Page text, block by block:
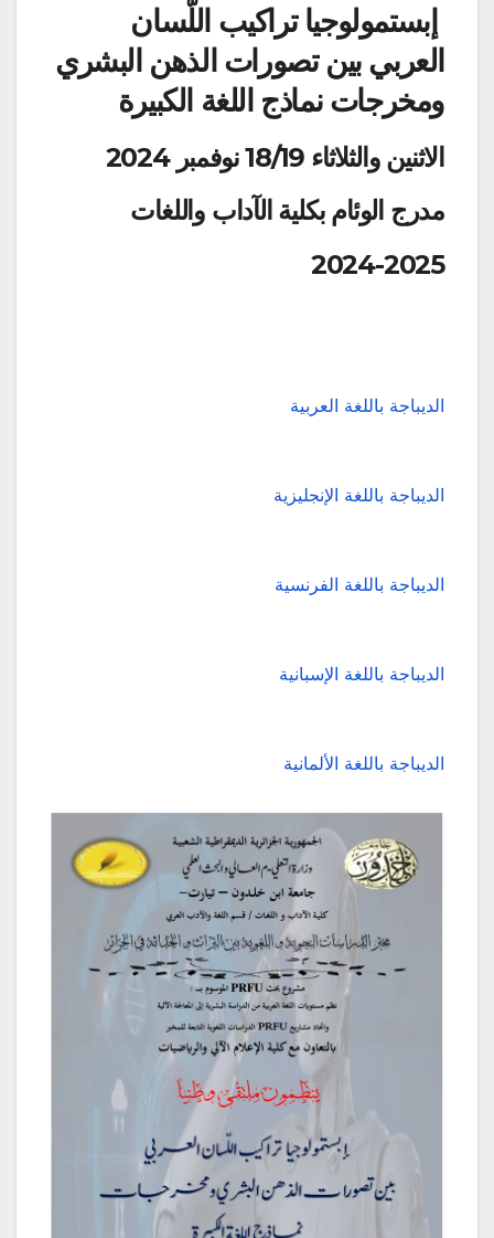
إبستمولوجيا تراكيب اللّسان
العربي بين تصورات الذهن البشري
ومخرجات نماذج اللغة الكبيرة
الاثنين والثلاثاء 18/19 نوفمبر 2024
مدرج الوئام بكلية الآداب واللغات
2024-2025
الديباجة باللغة العربية
الديباجة باللغة الإنجليزية
الديباجة باللغة الفرنسية
الديباجة باللغة الإسبانية
الديباجة باللغة الألمانية